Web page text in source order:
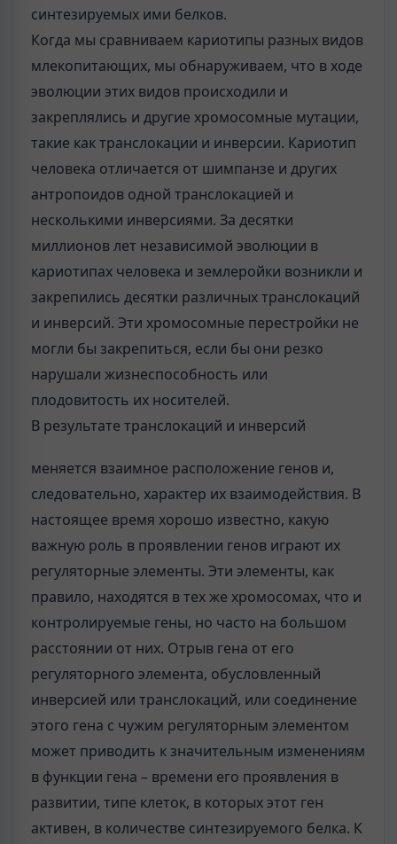
синтезируемых ими белков.
Когда мы сравниваем кариотипы разных видов
млекопитающих, мы обнаруживаем, что в ходе
эволюции этих видов происходили и
закреплялись и другие хромосомные мутации,
такие как транслокации и инверсии. Кариотип
человека отличается от шимпанзе и других
антропоидов одной транслокацией и
несколькими инверсиями. За десятки
миллионов лет независимой эволюции в
кариотипах человека и землеройки возникли и
закрепились десятки различных транслокаций
и инверсий. Эти хромосомные перестройки не
могли бы закрепиться, если бы они резко
нарушали жизнеспособность или
плодовитость их носителей.
В результате транслокаций и инверсий
меняется взаимное расположение генов и,
следовательно, характер их взаимодействия. В
настоящее время хорошо известно, какую
важную роль в проявлении генов играют их
регуляторные элементы. Эти элементы, как
правило, находятся в тех же хромосомах, что и
контролируемые гены, но часто на большом
расстоянии от них. Отрыв гена от его
регуляторного элемента, обусловленный
инверсией или транслокаций, или соединение
этого гена с чужим регуляторным элементом
может приводить к значительным изменениям
в функции гена – времени его проявления в
развитии, типе клеток, в которых этот ген
активен, в количестве синтезируемого белка. К